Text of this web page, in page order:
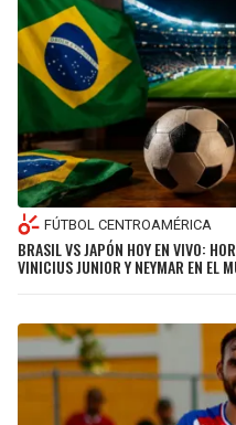
FÚTBOL CENTROAMÉRICA
BRASIL VS JAPÓN HOY EN VIVO:
VINICIUS JUNIOR Y NEYMAR EN EL